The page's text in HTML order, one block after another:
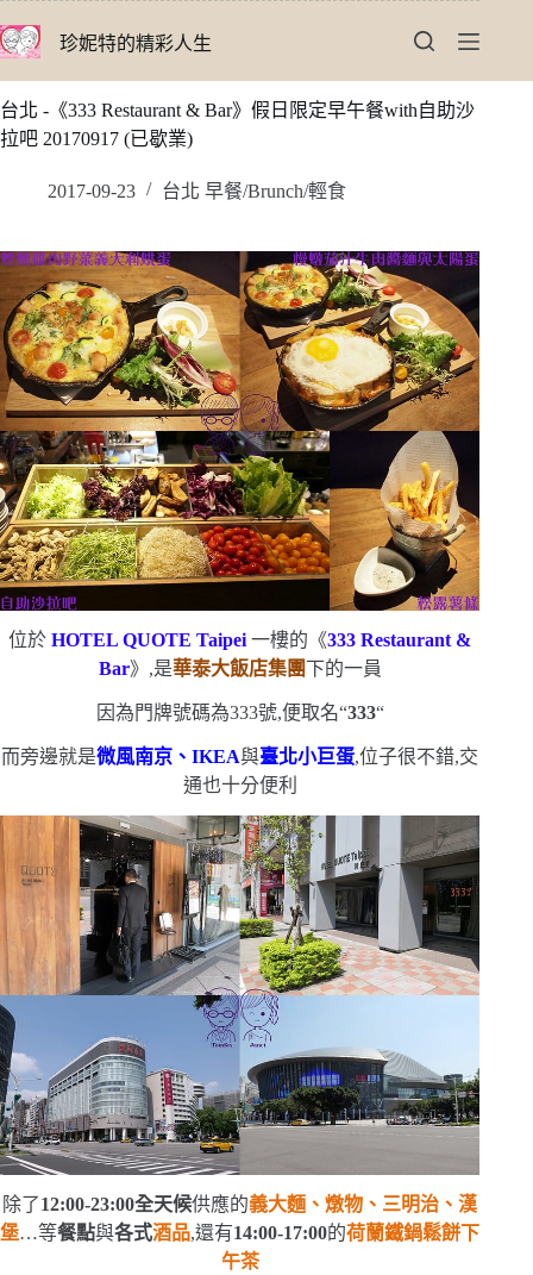
至
要
內
珍妮特的精彩人生
台北 -《333 Restaurant & Bar》假日限定早午餐with自助沙
拉吧 20170917 (已歇業)
2017-09-23 台北 早餐/Brunch/輕食
位於 HOTEL QUOTE Taipei 一樓的《333 Restaurant &
Bar》,是華泰大飯店集團下的一員
因為門牌號碼為333號,便取名“333“
而旁邊就是微風南京、IKEA與臺北小巨蛋,位子很不錯,交
通也十分便利
除了12:00-23:00全天候供應的義大麵、燉物、三明治、漢
堡…等餐點與各式酒品,還有14:00-17:00的荷蘭鐵鍋鬆餅下
午茶